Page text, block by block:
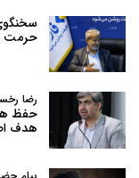
حرمت
رضا
حفظ
هدف